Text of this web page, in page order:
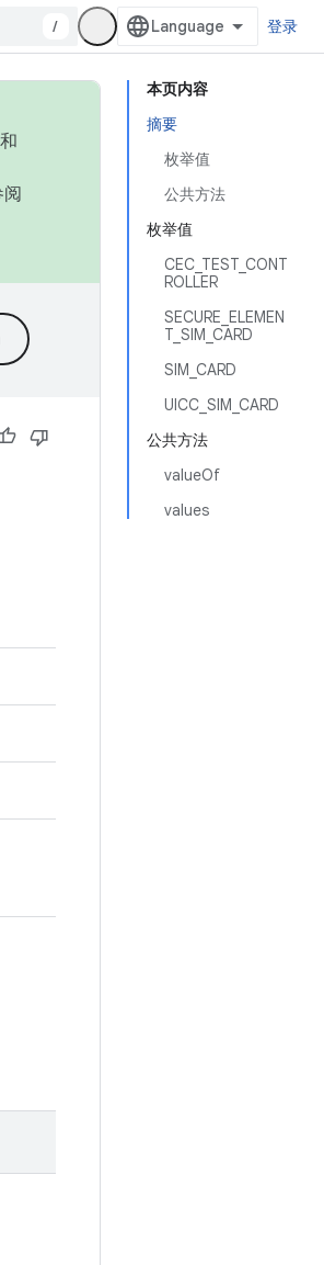
/ 登录
本页内容
摘要
枚举值
公共方法
枚举值
CEC_TEST_CONT
ROLLER
SECURE_ELEMEN
T_SIM_CARD
SIM_CARD
UICC_SIM_CARD
公共方法
valueOf
values